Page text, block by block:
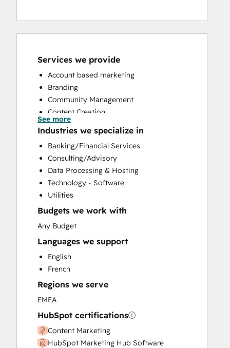
Services we provide
Account based marketing
Branding
Community Management
Content Creation
Conversational Marketing
CRM Implementation
CRM Migration
Customer Marketing
Customer Success Training
Email Marketing
Full Inbound Marketing Services
HubSpot Onboarding
Paid Advertising
Sales and Marketing Alignment
Sales Enablement
Search Engine Optimization
Social Media
Website Design
See more
Industries we specialize in
Banking/Financial Services
Consulting/Advisory
Data Processing & Hosting
Technology - Software
Utilities
Budgets we work with
Any Budget
Languages we support
English
French
Regions we serve
EMEA
HubSpot certifications
Content Marketing
HubSpot Marketing Hub Software